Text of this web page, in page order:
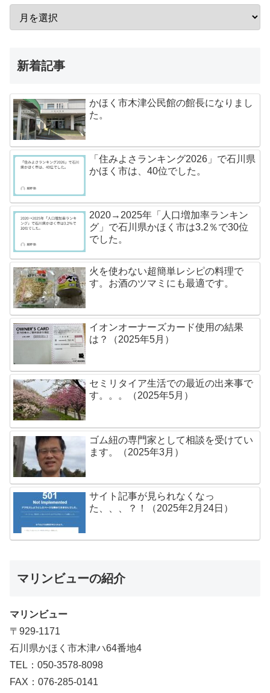
新着記事
かほく市木津公民館の館長になりまし
た。
「住みよさランキング2026」で石川県
かほく市は、40位でした。
2020→2025年「人口増加率ランキン
グ」で石川県かほく市は3.2％で30位
でした。
火を使わない超簡単レシピの料理で
す。お酒のツマミにも最適です。
イオンオーナーズカード使用の結果
は？（2025年5月）
セミリタイア生活での最近の出来事で
す。。。（2025年5月）
ゴム紐の専門家として相談を受けてい
ます。（2025年3月）
サイト記事が見られなくなっ
た、、、？！（2025年2月24日）
マリンビューの紹介
マリンビュー
〒929-1171
石川県かほく市木津ハ64番地4
TEL：050-3578-8098
FAX：076-285-0141